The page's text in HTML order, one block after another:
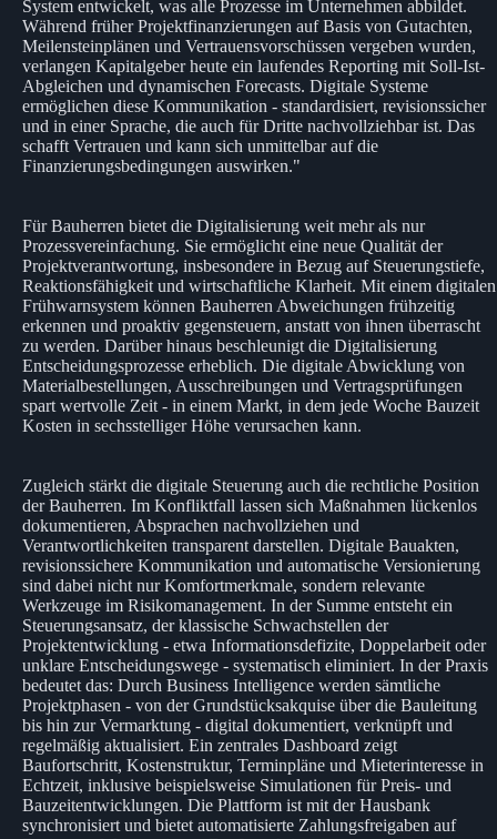
System entwickelt, was alle Prozesse im Unternehmen abbildet.
Während früher Projektfinanzierungen auf Basis von Gutachten,
Meilensteinplänen und Vertrauensvorschüssen vergeben wurden,
verlangen Kapitalgeber heute ein laufendes Reporting mit Soll-Ist-
Abgleichen und dynamischen Forecasts. Digitale Systeme
ermöglichen diese Kommunikation - standardisiert, revisionssicher
und in einer Sprache, die auch für Dritte nachvollziehbar ist. Das
schafft Vertrauen und kann sich unmittelbar auf die
Finanzierungsbedingungen auswirken."
Für Bauherren bietet die Digitalisierung weit mehr als nur
Prozessvereinfachung. Sie ermöglicht eine neue Qualität der
Projektverantwortung, insbesondere in Bezug auf Steuerungstiefe,
Reaktionsfähigkeit und wirtschaftliche Klarheit. Mit einem digitalen
Frühwarnsystem können Bauherren Abweichungen frühzeitig
erkennen und proaktiv gegensteuern, anstatt von ihnen überrascht
zu werden. Darüber hinaus beschleunigt die Digitalisierung
Entscheidungsprozesse erheblich. Die digitale Abwicklung von
Materialbestellungen, Ausschreibungen und Vertragsprüfungen
spart wertvolle Zeit - in einem Markt, in dem jede Woche Bauzeit
Kosten in sechsstelliger Höhe verursachen kann.
Zugleich stärkt die digitale Steuerung auch die rechtliche Position
der Bauherren. Im Konfliktfall lassen sich Maßnahmen lückenlos
dokumentieren, Absprachen nachvollziehen und
Verantwortlichkeiten transparent darstellen. Digitale Bauakten,
revisionssichere Kommunikation und automatische Versionierung
sind dabei nicht nur Komfortmerkmale, sondern relevante
Werkzeuge im Risikomanagement. In der Summe entsteht ein
Steuerungsansatz, der klassische Schwachstellen der
Projektentwicklung - etwa Informationsdefizite, Doppelarbeit oder
unklare Entscheidungswege - systematisch eliminiert. In der Praxis
bedeutet das: Durch Business Intelligence werden sämtliche
Projektphasen - von der Grundstücksakquise über die Bauleitung
bis hin zur Vermarktung - digital dokumentiert, verknüpft und
regelmäßig aktualisiert. Ein zentrales Dashboard zeigt
Baufortschritt, Kostenstruktur, Terminpläne und Mieterinteresse in
Echtzeit, inklusive beispielsweise Simulationen für Preis- und
Bauzeitentwicklungen. Die Plattform ist mit der Hausbank
synchronisiert und bietet automatisierte Zahlungsfreigaben auf